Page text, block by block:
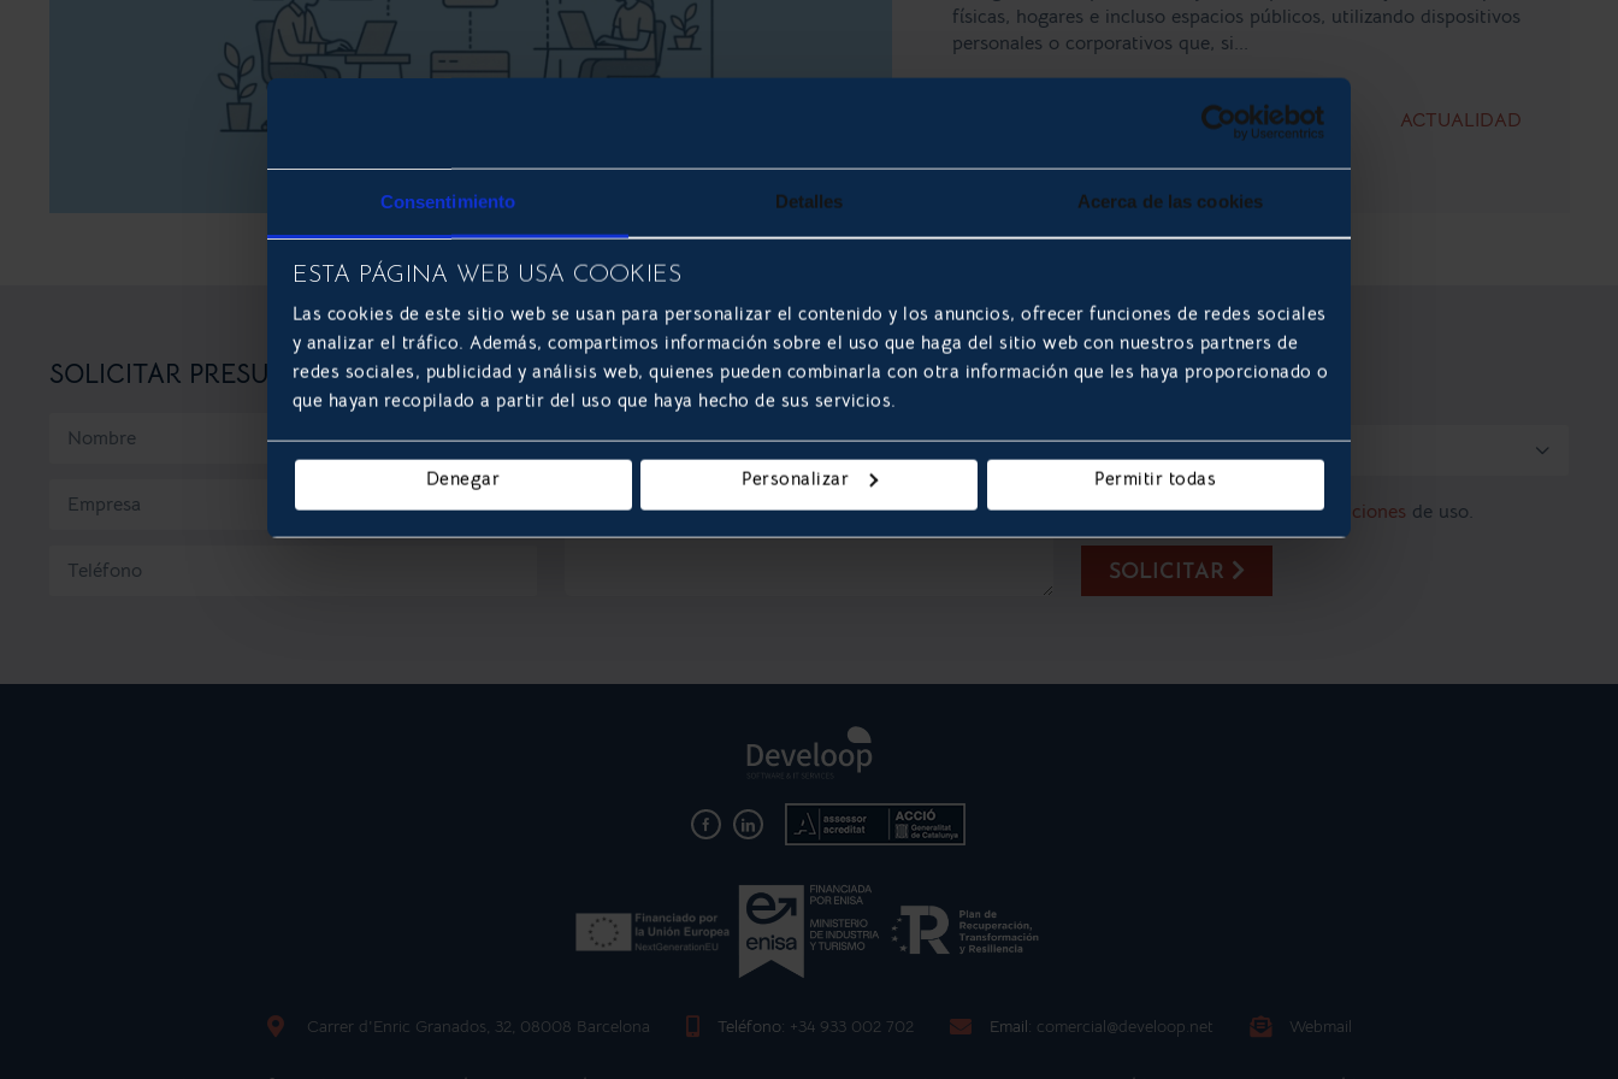
Consentimiento Detalles Acerca de las cookies
ESTA PÁGINA WEB USA COOKIES
Las cookies de este sitio web se usan para personalizar el contenido y los anuncios, ofrecer funciones de redes sociales
y analizar el tráfico. Además, compartimos información sobre el uso que haga del sitio web con nuestros partners de
redes sociales, publicidad y análisis web, quienes pueden combinarla con otra información que les haya proporcionado o
que hayan recopilado a partir del uso que haya hecho de sus servicios.
Denegar Personalizar Permitir todas
físicas, hogares e incluso espacios públicos, utilizando dispositivos
personales o corporativos que, si...
ACTUALIDAD
SOLICITAR PRESUPUESTO

Acepto lostérminos y condiciones de uso.
SOLICITAR
Carrer d'Enric Granados, 32, 08008 Barcelona Teléfono: +34 933 002 702 Email: comercial@develoop.net Webmail